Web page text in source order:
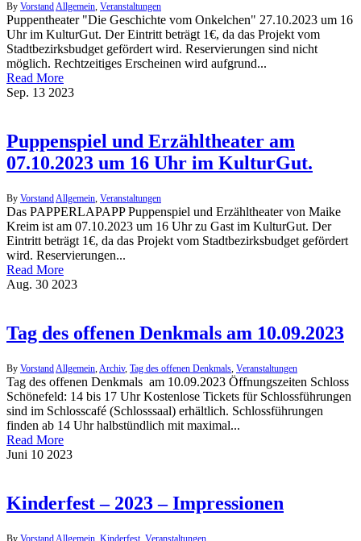
By VorstandAllgemein, Veranstaltungen
Puppentheater "Die Geschichte vom Onkelchen" 27.10.2023 um 16
Uhr im KulturGut. Der Eintritt beträgt 1€, da das Projekt vom
Stadtbezirksbudget gefördert wird. Reservierungen sind nicht
möglich. Rechtzeitiges Erscheinen wird aufgrund...
Read More
Sep. 13 2023
Puppenspiel und Erzähltheater am
07.10.2023 um 16 Uhr im KulturGut.
By VorstandAllgemein, Veranstaltungen
Das PAPPERLAPAPP Puppenspiel und Erzähltheater von Maike
Kreim ist am 07.10.2023 um 16 Uhr zu Gast im KulturGut. Der
Eintritt beträgt 1€, da das Projekt vom Stadtbezirksbudget gefördert
wird. Reservierungen...
Read More
Aug. 30 2023
Tag des offenen Denkmals am 10.09.2023
By VorstandAllgemein,Archiv, Tag des offenen Denkmals, Veranstaltungen
Tag des offenen Denkmals am 10.09.2023 Öffnungszeiten Schloss
Schönefeld: 14 bis 17 Uhr Kostenlose Tickets für Schlossführungen
sind im Schlosscafé (Schlosssaal) erhältlich. Schlossführungen
finden ab 14 Uhr halbstündlich mit maximal...
Read More
Juni 10 2023
Kinderfest – 2023 – Impressionen
By Vorstand Allgemein Kinderfest Veranstaltungen